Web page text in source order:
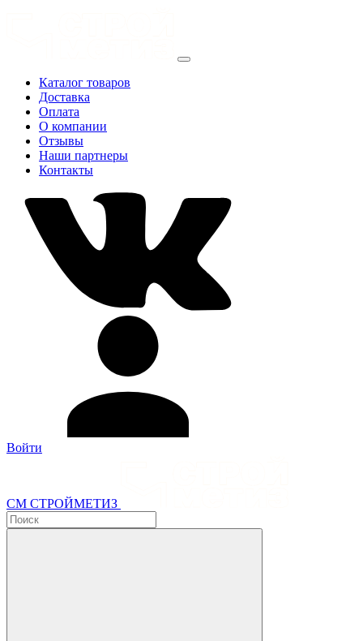
Каталог товаров
Доставка
Оплата
О компании
Отзывы
Наши партнеры
Контакты
Войти
СМ СТРОЙМЕТИЗ